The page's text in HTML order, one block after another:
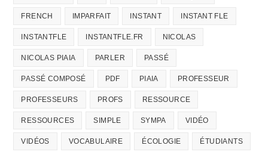
FRENCH IMPARFAIT INSTANT INSTANT FLE
INSTANTFLE INSTANTFLE.FR NICOLAS
NICOLAS PIAIA PARLER PASSÉ
PASSÉ COMPOSÉ PDF PIAIA PROFESSEUR
PROFESSEURS PROFS RESSOURCE
RESSOURCES SIMPLE SYMPA VIDÉO
VIDÉOS VOCABULAIRE ÉCOLOGIE ÉTUDIANTS